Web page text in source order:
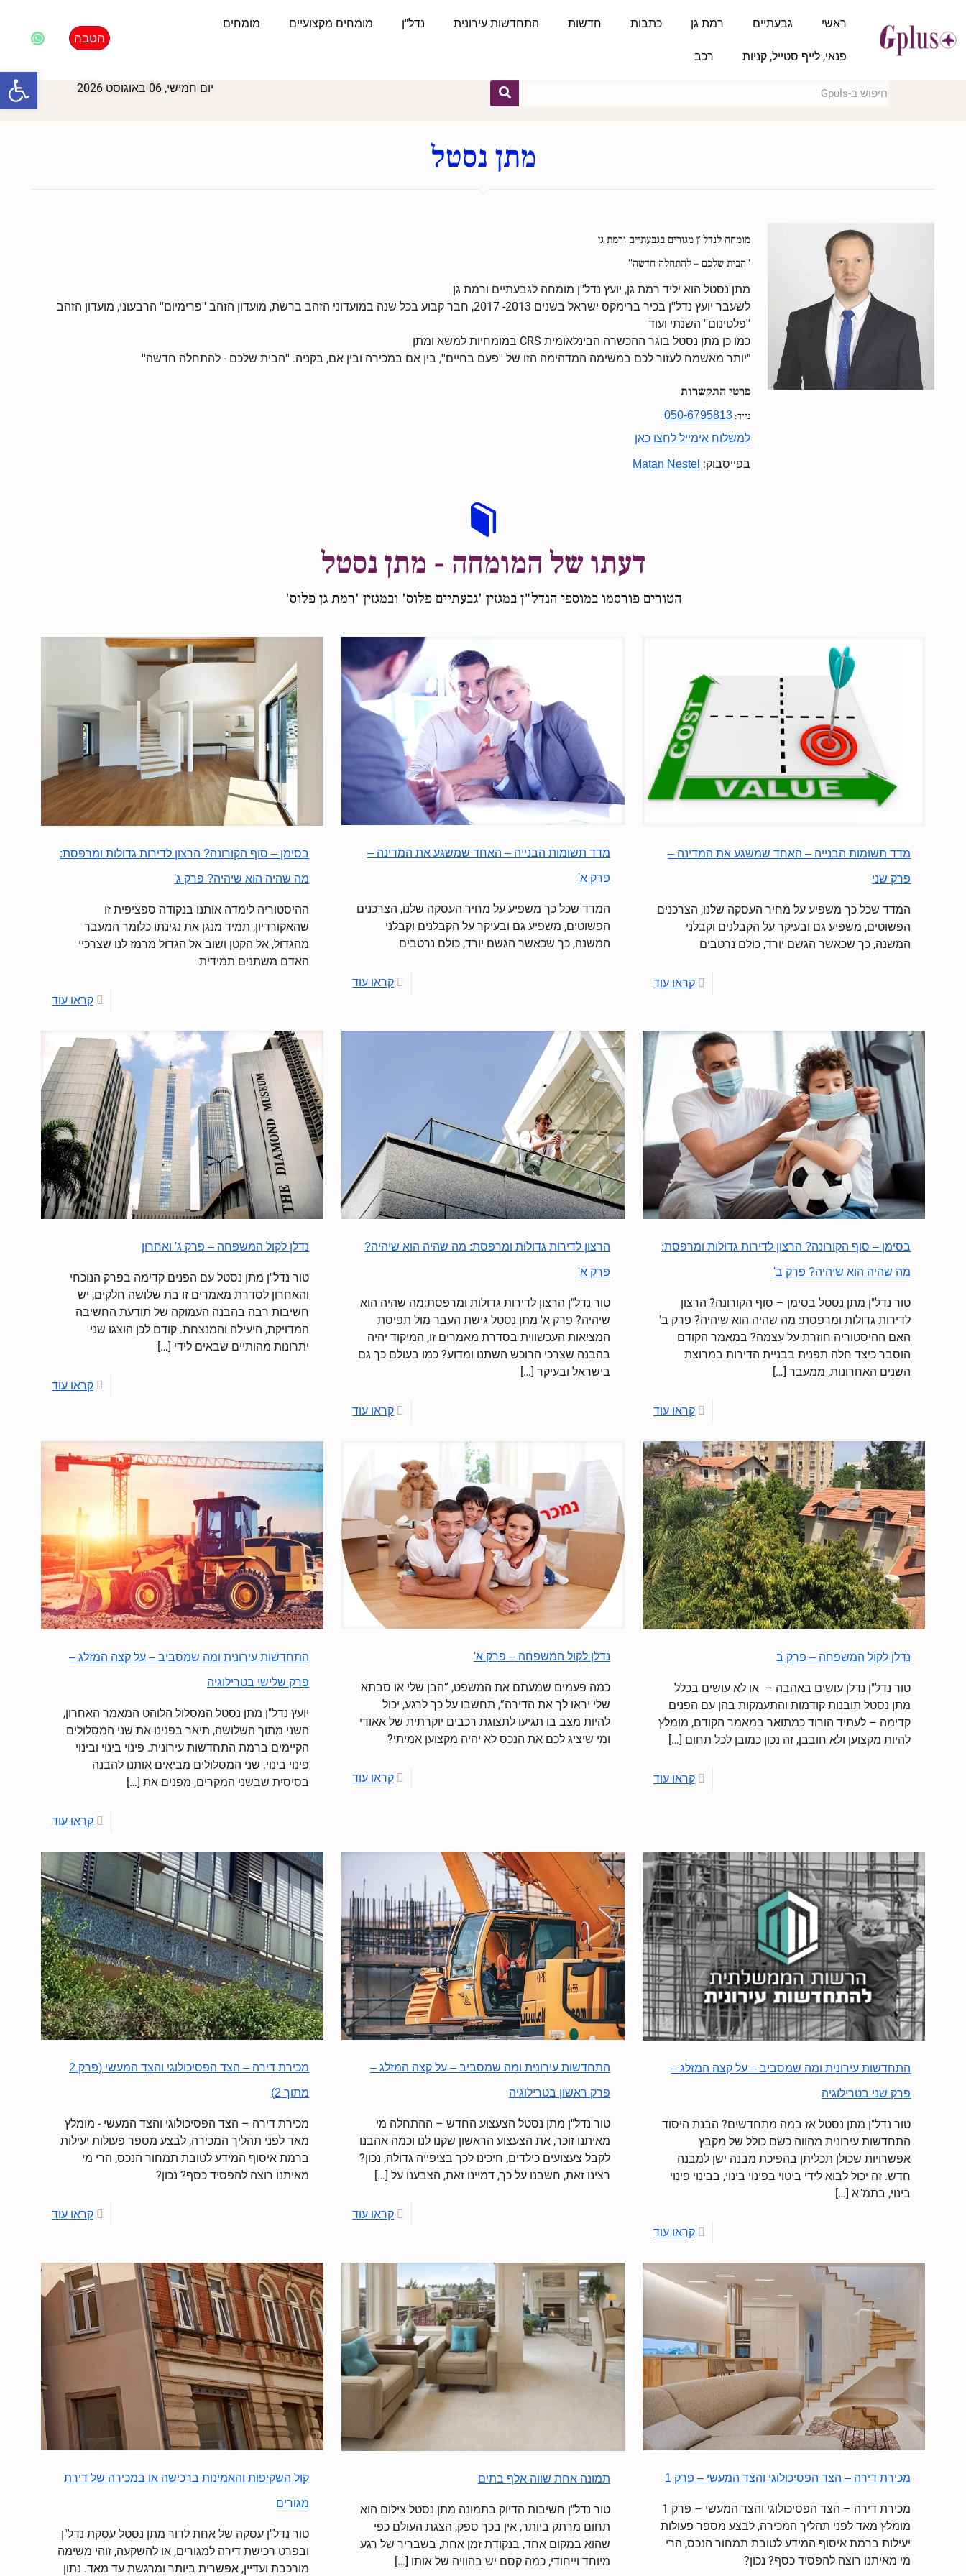
ראשי גבעתיים רמת גן כתבות חדשות התחדשות עירונית נדל"ן מומחים מקצועיים מומחים
פנאי, לייף סטייל, קניות רכב
הטבה
יום חמישי, 06 באוגוסט 2026
מתן נסטל
מומחה לנדל''ן מגורים בגבעתיים ורמת גן
''הבית שלכם – להתחלה חדשה''
מתן נסטל הוא יליד רמת גן, יועץ נדל''ן מומחה לגבעתיים ורמת גן
לשעבר יועץ נדל''ן בכיר ברימקס ישראל בשנים 2013- 2017, חבר קבוע בכל שנה במועדוני הזהב ברשת, מועדון הזהב ''פרימיום'' הרבעוני, מועדון הזהב
''פלטינום'' השנתי ועוד
כמו כן מתן נסטל בוגר ההכשרה הבינלאומית CRS במומחיות למשא ומתן
"יותר מאשמח לעזור לכם במשימה המדהימה הזו של ''פעם בחיים'', בין אם במכירה ובין אם, בקניה. ''הבית שלכם - להתחלה חדשה''
פרטי התקשרות
נייד: 050-6795813
למשלוח אימייל לחצו כאן
בפייסבוק: Matan Nestel
דעתו של המומחה - מתן נסטל
הטורים פורסמו במוספי הנדל"ן במגזין 'גבעתיים פלוס' ובמגזין 'רמת גן פלוס'
מדד תשומות הבנייה – האחד שמשגע את המדינה –
פרק שני
המדד שכל כך משפיע על מחיר העסקה שלנו, הצרכנים
הפשוטים, משפיע גם ובעיקר על הקבלנים וקבלני
המשנה, כך שכאשר הגשם יורד, כולם נרטבים
קראו עוד
מדד תשומות הבנייה – האחד שמשגע את המדינה –
פרק א'
המדד שכל כך משפיע על מחיר העסקה שלנו, הצרכנים
הפשוטים, משפיע גם ובעיקר על הקבלנים וקבלני
המשנה, כך שכאשר הגשם יורד, כולם נרטבים
קראו עוד
בסימן – סוף הקורונה? הרצון לדירות גדולות ומרפסת:
מה שהיה הוא שיהיה? פרק ג'
ההיסטוריה לימדה אותנו בנקודה ספציפית זו
שהאקורדיון, תמיד מנגן את נגינתו כלומר המעבר
מהגדול, אל הקטן ושוב אל הגדול מרמז לנו שצרכיי
האדם משתנים תמידית
קראו עוד
בסימן – סוף הקורונה? הרצון לדירות גדולות ומרפסת:
מה שהיה הוא שיהיה? פרק ב'
טור נדל"ן מתן נסטל בסימן – סוף הקורונה? הרצון
לדירות גדולות ומרפסת: מה שהיה הוא שיהיה? פרק ב'
האם ההיסטוריה חוזרת על עצמה? במאמר הקודם
הוסבר כיצד חלה תפנית בבניית הדירות במרוצת
השנים האחרונות, ממעבר[…]
קראו עוד
הרצון לדירות גדולות ומרפסת: מה שהיה הוא שיהיה?
פרק א'
טור נדל"ן הרצון לדירות גדולות ומרפסת:מה שהיה הוא
שיהיה? פרק א' מתן נסטל גישת העבר מול תפיסת
המציאות העכשווית בסדרת מאמרים זו, המיקוד יהיה
בהבנה שצרכי הרוכש השתנו ומדוע? כמו בעולם כך גם
בישראל ובעיקר […]
קראו עוד
נדלן לקול המשפחה – פרק ג' ואחרון
טור נדל"ן מתן נסטל עם הפנים קדימה בפרק הנוכחי
והאחרון לסדרת מאמרים זו בת שלושה חלקים, יש
חשיבות רבה בהבנה העמוקה של תודעת החשיבה
המדויקת, היעילה והמנצחת. קודם לכן הוצגו שני
יתרונות מהותיים שבאים לידי […]
קראו עוד
נדלן לקול המשפחה – פרק ב
טור נדל"ן נדלן עושים באהבה – או לא עושים בכלל
מתן נסטל תובנות קודמות והתעמקות בהן עם הפנים
קדימה – לעתיד הורוד כמתואר במאמר הקודם, מומלץ
להיות מקצוען ולא חובבן, זה נכון כמובן לכל תחום […]
קראו עוד
נדלן לקול המשפחה – פרק א'
כמה פעמים שמעתם את המשפט, ”הבן שלי או סבתא
שלי יראו לך את הדירה”, תחשבו על כך לרגע, יכול
להיות מצב בו תגיעו לתצוגת רכבים יוקרתית של אאודי
ומי שיציג לכם את הנכס לא יהיה מקצוען אמיתי?
קראו עוד
התחדשות עירונית ומה שמסביב – על קצה המזלג –
פרק שלישי בטרילוגיה
יועץ נדל"ן מתן נסטל המסלול הלוהט המאמר האחרון,
השני מתוך השלושה, תיאר בפנינו את שני המסלולים
הקיימים ברמת התחדשות עירונית. פינוי בינוי ובינוי
פינוי בינוי. שני המסלולים מביאים אותנו להבנה
בסיסית שבשני המקרים, מפנים את[…]
קראו עוד
התחדשות עירונית ומה שמסביב – על קצה המזלג –
פרק שני בטרילוגיה
טור נדל"ן מתן נסטל אז במה מתחדשים? הבנת היסוד
התחדשות עירונית מהווה כשם כולל של מקבץ
אפשרויות שכולן תכליתן בהפיכת מבנה ישן למבנה
חדש. זה יכול לבוא לידי ביטוי בפינוי בינוי, בבינוי פינוי
בינוי, בתמ"א[…]
קראו עוד
התחדשות עירונית ומה שמסביב – על קצה המזלג –
פרק ראשון בטרילוגיה
טור נדל"ן מתן נסטל הצעצוע החדש – ההתחלה מי
מאיתנו זוכר, את הצעצוע הראשון שקנו לנו וכמה אהבנו
לקבל צעצועים כילדים, חיכינו לכך בציפייה גדולה, נכון?
רצינו זאת, חשבנו על כך, דמיינו זאת, הצבענו על […]
קראו עוד
מכירת דירה – הצד הפסיכולוגי והצד המעשי (פרק 2
מתוך 2)
מכירת דירה – הצד הפסיכולוגי והצד המעשי - מומלץ
מאד לפני תהליך המכירה, לבצע מספר פעולות יעילות
ברמת איסוף המידע לטובת תמחור הנכס, הרי מי
מאיתנו רוצה להפסיד כסף? נכון?
קראו עוד
מכירת דירה – הצד הפסיכולוגי והצד המעשי – פרק 1
מכירת דירה – הצד הפסיכולוגי והצד המעשי – פרק 1
מומלץ מאד לפני תהליך המכירה, לבצע מספר פעולות
יעילות ברמת איסוף המידע לטובת תמחור הנכס, הרי
מי מאיתנו רוצה להפסיד כסף? נכון?
תמונה אחת שווה אלף בתים
טור נדל"ן חשיבות הדיוק בתמונה מתן נסטל צילום הוא
תחום מרתק ביותר, אין בכך ספק, הצגת העולם כפי
שהוא במקום אחד, בנקודת זמן אחת, בשבריר של רגע
מיוחד וייחודי, כמה קסם יש בהוויה של אותו […]
קול השקיפות והאמינות ברכישה או במכירה של דירת
מגורים
טור נדל"ן עסקה של אחת לדור מתן נסטל עסקת נדל"ן
ובפרט רכישת דירה למגורים, או להשקעה, זוהי משימה
מורכבת ועדיין, אפשרית ביותר ומרגשת עד מאד. נתון
פתח